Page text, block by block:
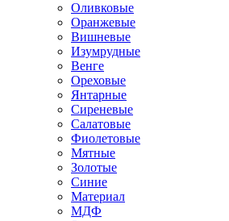
Оливковые
Оранжевые
Вишневые
Изумрудные
Венге
Ореховые
Янтарные
Сиреневые
Салатовые
Фиолетовые
Мятные
Золотые
Синие
Материал
МДФ